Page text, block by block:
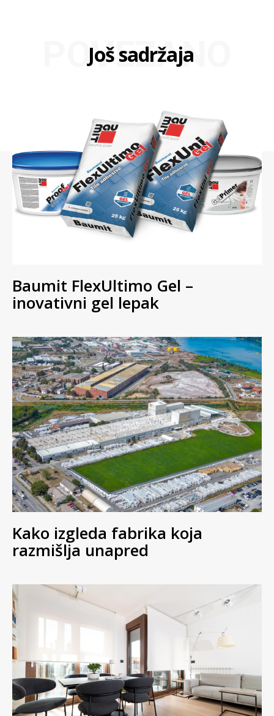
Još sadržaja
POVEZANO
Baumit FlexUltimo Gel –
inovativni gel lepak
Kako izgleda fabrika koja
razmišlja unapred